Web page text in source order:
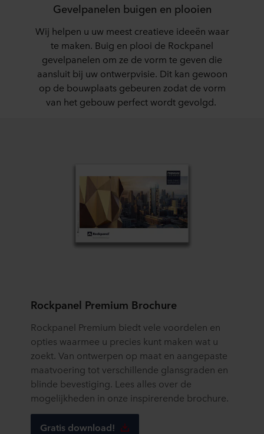
Gevelpanelen buigen en plooien
Wij helpen u uw meest creatieve ideeën waar
te maken. Buig en plooi de Rockpanel
gevelpanelen om ze de vorm te geven die
aansluit bij uw ontwerpvisie. Dit kan gewoon
op de bouwplaats gebeuren zodat de vorm
van het gebouw perfect wordt gevolgd.
Rockpanel Premium Brochure
Rockpanel Premium biedt vele voordelen en
opties waarmee u precies kunt maken wat u
zoekt. Van ontwerpen op maat en aangepaste
maatvoering tot verschillende glansgraden en
blinde bevestiging. Lees alles over de
mogelijkheden in onze inspirerende brochure.
Gratis download!